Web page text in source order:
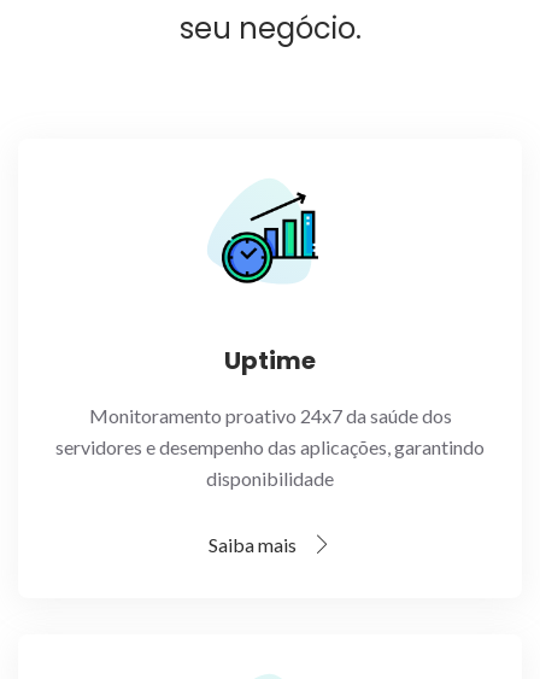
seu negócio.
Uptime
Monitoramento proativo 24x7 da saúde dos
servidores e desempenho das aplicações, garantindo
disponibilidade
Saiba mais